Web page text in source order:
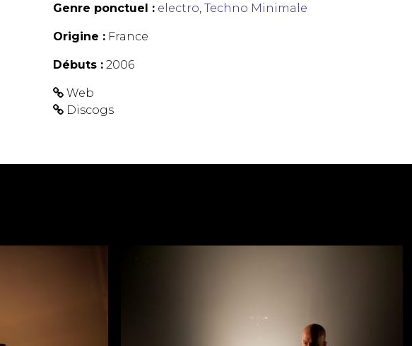
Genre ponctuel : electro, Techno Minimale
Origine :France
Débuts :2006
Web
Discogs